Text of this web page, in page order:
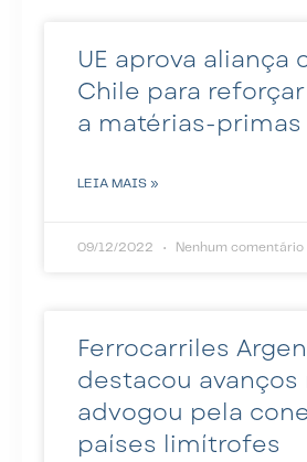
UE aprova aliança
Chile para
a matérias-primas
LEIA MAIS »
09/12/2022 Nenhum comentário
Ferrocarriles
destacou avanços
advogou pela
países limítrofes